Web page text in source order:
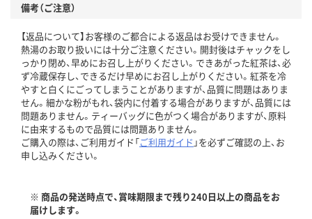
備考（ご注意）
【返品について】お客様のご都合による返品はお受けできません。
熱湯のお取り扱いには十分ご注意ください。開封後はチャックをし
っかり閉め、早めにお召し上がりください。できあがった紅茶は、必
ず冷蔵保存し、できるだけ早めにお召し上がりください。紅茶を冷
やすと白くにごってしまうことがありますが、品質に問題はありま
せん。細かな粉がもれ、袋内に付着する場合がありますが、品質には
問題ありません。ティーバッグに色がつく場合がありますが、原料
に由来するもので品質には問題ありません。
ご購入の際は、ご利用ガイド「ご利用ガイド 」を必ずご確認の上、お
申し込みください。
※ 商品の発送時点で、賞味期限まで残り240日以上の商品をお
届けします。